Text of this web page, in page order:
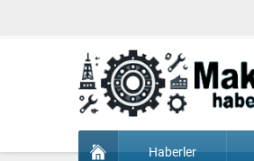
Haberler